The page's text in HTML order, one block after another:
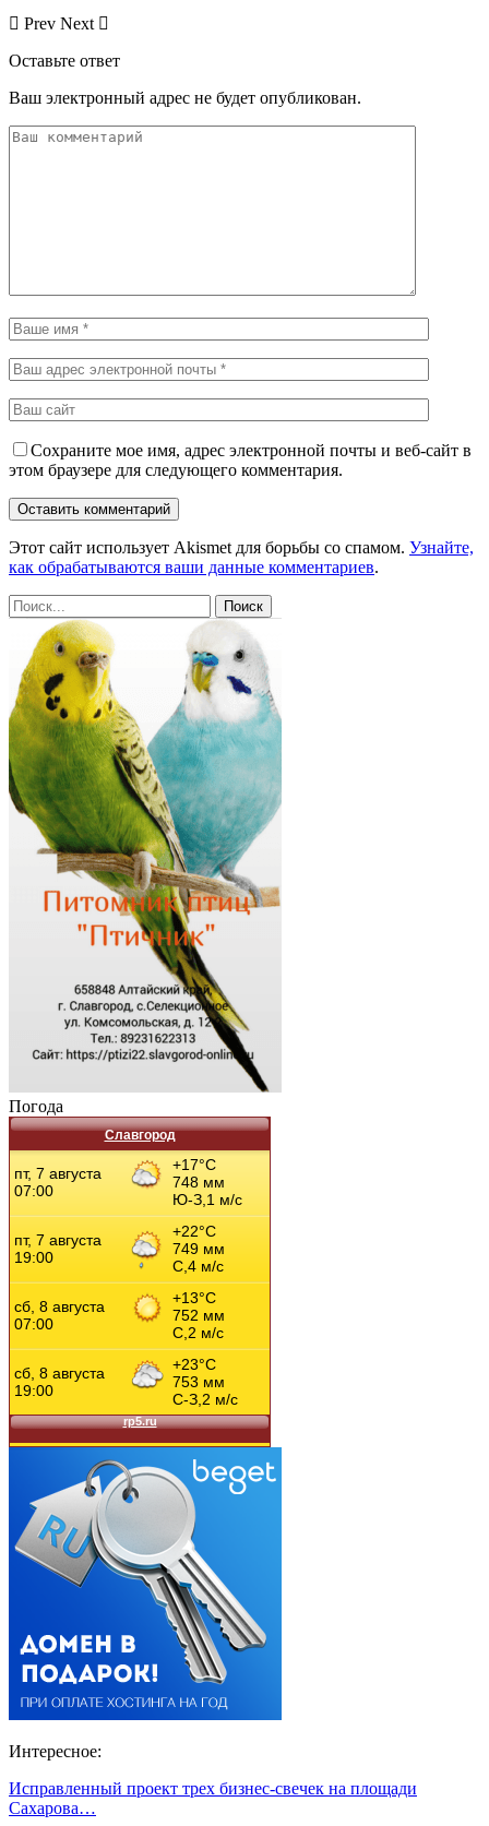
Prev Next
Оставьте ответ
Ваш электронный адрес не будет опубликован.
Сохраните мое имя, адрес электронной почты и веб-сайт в
этом браузере для следующего комментария.
Этот сайт использует Akismet для борьбы со спамом. Узнайте,
как обрабатываются ваши данные комментариев.
Погода
Славгород
Интересное:
Исправленный проект трех бизнес-свечек на площади
Сахарова…